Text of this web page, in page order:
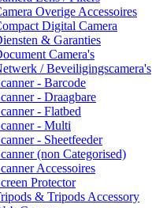
Overige Accessoires
Digital Camera
& Garanties
Camera's
/ Beveiligingscamera's
- Barcode
- Draagbare
- Flatbed
- Multi
- Sheetfeeder
(non Categorised)
Accessoires
Protector
& Tripods Accessory